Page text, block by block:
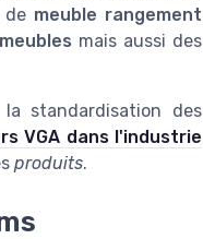
de meuble rangement
mais aussi des
standardisation des
VGA dans l'industrie
produits.